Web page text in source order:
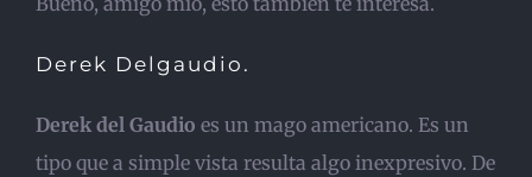
Derek Delgaudio.
Derek del Gaudio es un mago americano. Es un
tipo que a simple vista resulta algo inexpresivo. De